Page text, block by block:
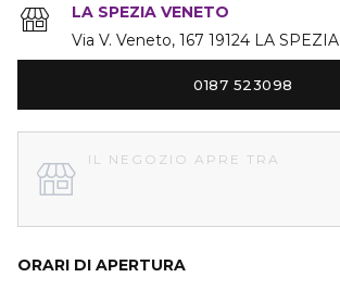
LA SPEZIA VENETO
Via V. Veneto 167 19124 LA SPEZIA
0187 523098
ORARI DI APERTURA
IL NEGOZIO APRE TRA